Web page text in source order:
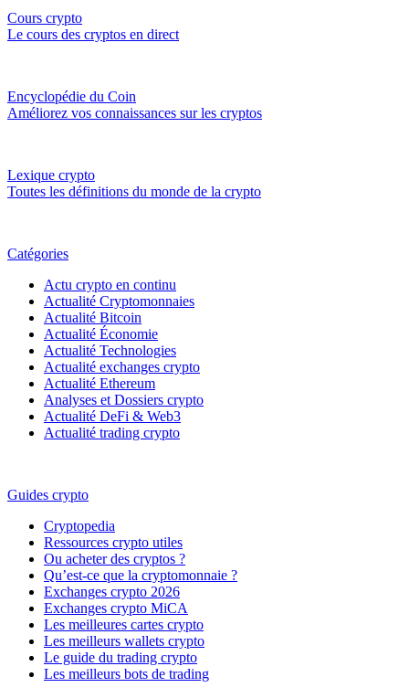
Cours crypto
Le cours des cryptos en direct
Encyclopédie du Coin
Améliorez vos connaissances sur les cryptos
Lexique crypto
Toutes les définitions du monde de la crypto
Catégories
Actu crypto en continu
Actualité Cryptomonnaies
Actualité Bitcoin
Actualité Économie
Actualité Technologies
Actualité exchanges crypto
Actualité Ethereum
Analyses et Dossiers crypto
Actualité DeFi & Web3
Actualité trading crypto
Guides crypto
Cryptopedia
Ressources crypto utiles
Ou acheter des cryptos ?
Qu’est-ce que la cryptomonnaie ?
Exchanges crypto 2026
Exchanges crypto MiCA
Les meilleures cartes crypto
Les meilleurs wallets crypto
Le guide du trading crypto
Les meilleurs bots de trading